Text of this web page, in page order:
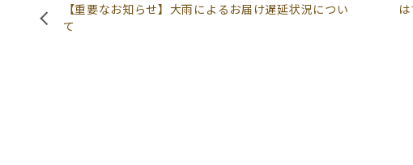
【重要なお知らせ】大雨によるお届け遅延状況につい
て